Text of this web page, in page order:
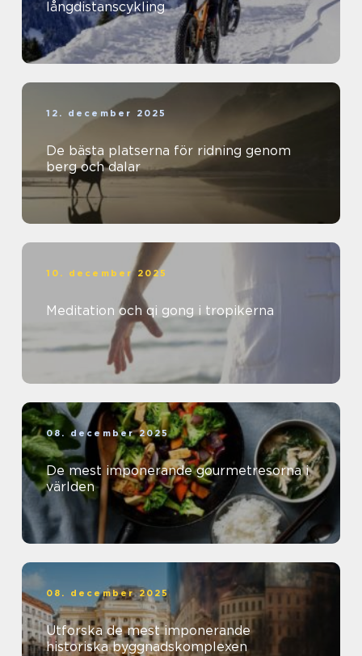
långdistanscykling
12. december 2025
De bästa platserna för ridning genom
berg och dalar
10. december 2025
Meditation och qi gong i tropikerna
08. december 2025
De mest imponerande gourmetresorna i
världen
08. december 2025
Utforska de mest imponerande
historiska byggnadskomplexen